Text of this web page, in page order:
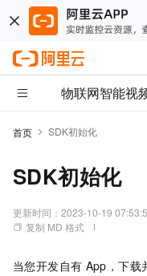
物联网智能视
首页 SDK初始化
SDK初始化
更新时间： 2023-10-19
复制 MD 格式
当您开发自有 App，下载